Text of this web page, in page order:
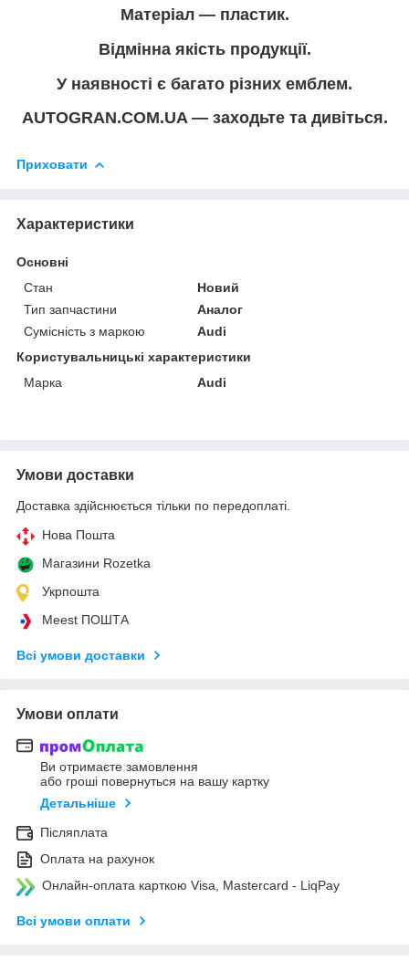
Матеріал — пластик.
Відмінна якість продукції.
У наявності є багато різних емблем.
AUTOGRAN.COM.UA — заходьте та дивіться.
Приховати
Характеристики
Основні
Стан
Новий
Тип запчастини
Аналог
Сумісність з маркою
Audi
Користувальницькі характеристики
Марка
Audi
Умови доставки
Доставка здійснюється тільки по передоплаті.
Нова Пошта
Магазини Rozetka
Укрпошта
Meest ПОШТА
Всі умови доставки
Умови оплати
Ви отримаєте замовлення
або гроші повернуться на вашу картку
Детальніше
Післяплата
Оплата на рахунок
Онлайн-оплата карткою Visa, Mastercard - LiqPay
Всі умови оплати